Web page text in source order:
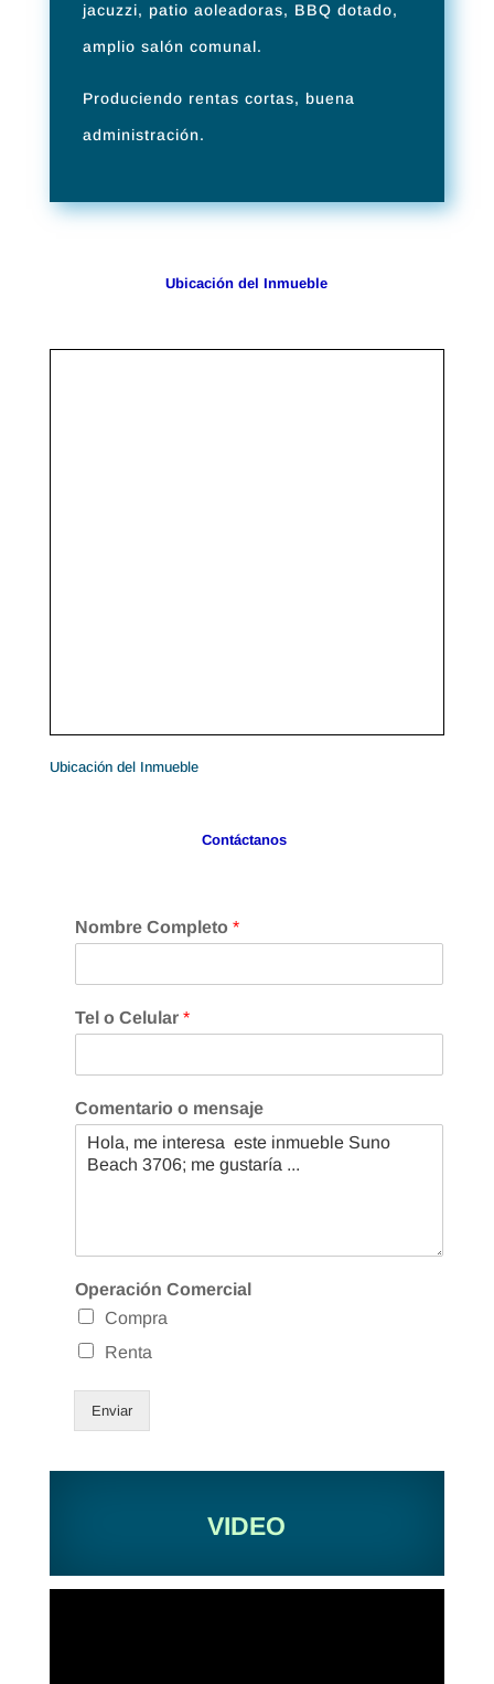
jacuzzi, patio aoleadoras, BBQ dotado,
amplio salón comunal.
Produciendo rentas cortas, buena
administración.
Ubicación del Inmueble
Ubicación del Inmueble
Contáctanos
Nombre Completo *
Tel o Celular *
Comentario o mensaje
Operación Comercial
Compra
Renta
Enviar
VIDEO